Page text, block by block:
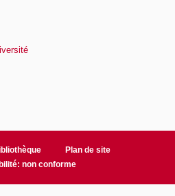
Plan de site
non conforme